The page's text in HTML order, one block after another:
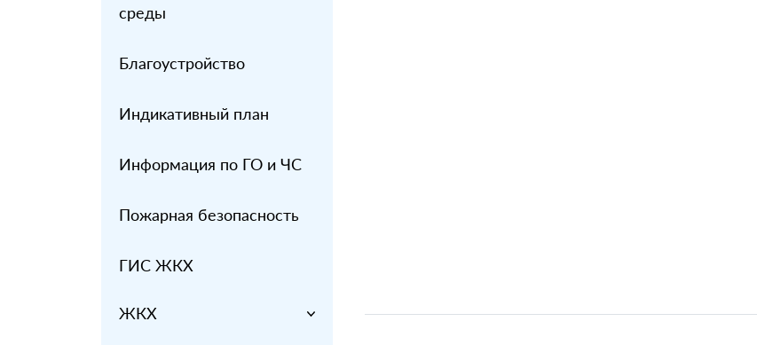
среды
Благоустройство
Индикативный план
Информация по ГО и ЧС
Пожарная безопасность
ГИС ЖКХ
ЖКХ